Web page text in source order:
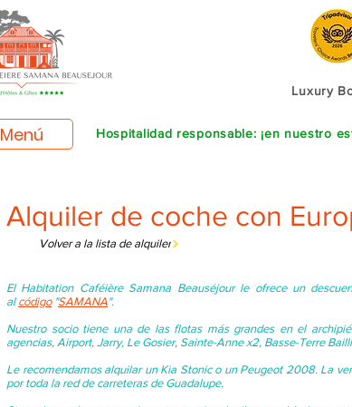
Luxury
Menú
Hospitalidad responsable: ¡en nuestro
Alquiler de coche con
Volver a la lista de alquiler
El Habitation Caféière Samana Beauséjour le ofrece un
al código"SAMANA".
Nuestro socio tiene una de las flotas más grandes en el
agencias, Airport, Jarry, Le Gosier, Sainte-Anne x2, Basse-Terre
Le recomendamos alquilar un Kia Stonic o un Peugeot 2008. La
por toda la red de carreteras de Guadalupe.